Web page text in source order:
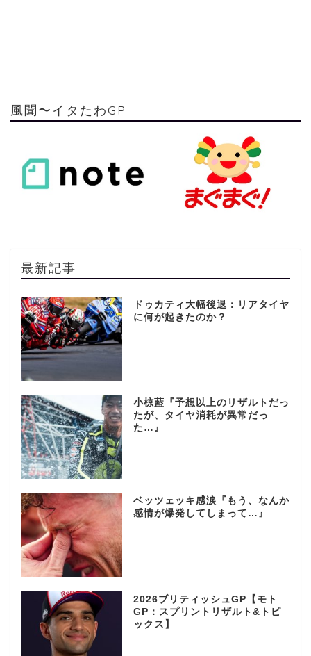
風聞〜イタたわGP
最新記事
ドゥカティ大幅後退：リアタイヤ
に何が起きたのか？
小椋藍『予想以上のリザルトだっ
たが、タイヤ消耗が異常だっ
た…』
ベッツェッキ感涙『もう、なんか
感情が爆発してしまって…』
2026ブリティッシュGP【モト
GP：スプリントリザルト&トピ
ックス】